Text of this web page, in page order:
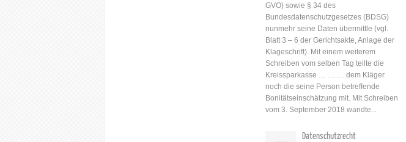
GVO) sowie § 34 des
Bundesdatenschutzgesetzes (BDSG)
nunmehr seine Daten übermittle (vgl.
Blatt 3 – 6 der Gerichtsakte, Anlage der
Klageschrift). Mit einem weiterem
Schreiben vom selben Tag teilte die
Kreissparkasse … … … dem Kläger
noch die seine Person betreffende
Bonitätseinschätzung mit. Mit Schreiben
vom 3. September 2018 wandte...
Datenschutzrecht